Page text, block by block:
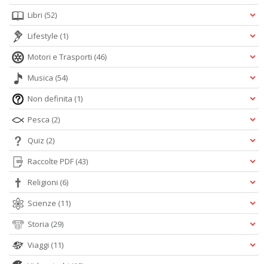
Libri (52)
Lifestyle (1)
Motori e Trasporti (46)
Musica (54)
Non definita (1)
Pesca (2)
Quiz (2)
Raccolte PDF (43)
Religioni (6)
Scienze (11)
Storia (29)
Viaggi (11)